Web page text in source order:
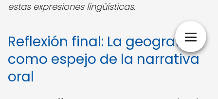
estas expresiones lingüísticas.
Reflexión final: La geografía
como espejo de la narrativa
oral